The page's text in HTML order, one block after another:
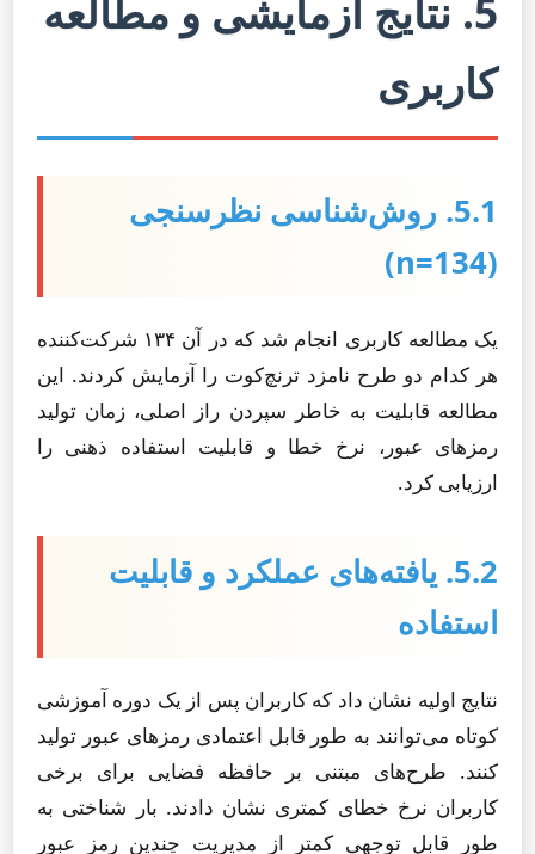
5. نتایج آزمایشی و مطالعه
کاربری
5.1. روش‌شناسی نظرسنجی
(n=134)
یک مطالعه کاربری انجام شد که در آن ۱۳۴ شرکت‌کننده
هر کدام دو طرح نامزد ترنچ‌کوت را آزمایش کردند. این
مطالعه قابلیت به خاطر سپردن راز اصلی، زمان تولید
رمزهای عبور، نرخ خطا و قابلیت استفاده ذهنی را
ارزیابی کرد.
5.2. یافته‌های عملکرد و قابلیت
استفاده
نتایج اولیه نشان داد که کاربران پس از یک دوره آموزشی
کوتاه می‌توانند به طور قابل اعتمادی رمزهای عبور تولید
کنند. طرح‌های مبتنی بر حافظه فضایی برای برخی
کاربران نرخ خطای کمتری نشان دادند. بار شناختی به
طور قابل توجهی کمتر از مدیریت چندین رمز عبور